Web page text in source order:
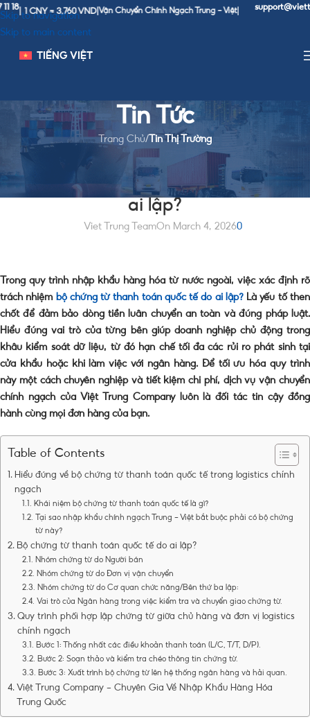
Skip to navigation
Skip to main content
1 CNY = 3,760 VND|Vận Chuyển Chính Ngạch Trung - Việt|
TIẾNG VIỆT
Tin Tức
Trang Chủ/ Tin Thị Trường
Bộ chứng từ thanh toán quốc tế do
ai lập?
Viet Trung TeamOn March 4, 20260
Trong quy trình nhập khẩu hàng hóa từ nước ngoài, việc xác định rõ
trách nhiệm bộ chứng từ thanh toán quốc tế do ai lập?Là yếu tố then
chốt để đảm bảo dòng tiền luân chuyển an toàn và đúng pháp luật.
Hiểu đúng vai trò của từng bên giúp doanh nghiệp chủ động trong
khâu kiểm soát dữ liệu, từ đó hạn chế tối đa các rủi ro phát sinh tại
cửa khẩu hoặc khi làm việc với ngân hàng. Để tối ưu hóa quy trình
này một cách chuyên nghiệp và tiết kiệm chi phí, dịch vụ vận chuyển
chính ngạch của Việt Trung Company luôn là đối tác tin cậy đồng
hành cùng mọi đơn hàng của bạn.
Table of Contents
Hiểu đúng về bộ chứng từ thanh toán quốc tế trong logistics chính
ngạch
Khái niệm bộ chứng từ thanh toán quốc tế là gì?
Tại sao nhập khẩu chính ngạch Trung – Việt bắt buộc phải có bộ chứng
từ này?
Bộ chứng từ thanh toán quốc tế do ai lập?
Nhóm chứng từ do Người bán
Nhóm chứng từ do Đơn vị vận chuyển
Nhóm chứng từ do Cơ quan chức năng/Bên thứ ba lập:
Vai trò của Ngân hàng trong việc kiểm tra và chuyển giao chứng từ.
Quy trình phối hợp lập chứng từ giữa chủ hàng và đơn vị logistics
chính ngạch
Bước 1: Thống nhất các điều khoản thanh toán (L/C, T/T, D/P).
Bước 2: Soạn thảo và kiểm tra chéo thông tin chứng từ.
Bước 3: Xuất trình bộ chứng từ lên hệ thống ngân hàng và hải quan.
Việt Trung Company – Chuyên Gia Về Nhập Khẩu Hàng Hóa
Trung Quốc